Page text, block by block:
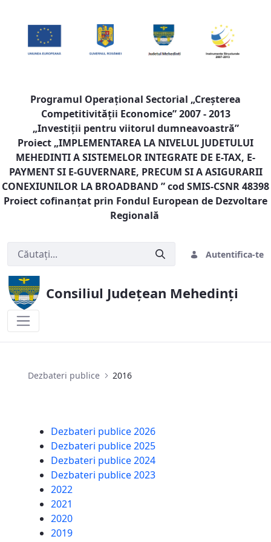
Programul Operaţional Sectorial „Creşterea
Competitivităţii Economice” 2007 - 2013
„Investiţii pentru viitorul dumneavoastră”
Proiect „IMPLEMENTAREA LA NIVELUL JUDETULUI
MEHEDINTI A SISTEMELOR INTEGRATE DE E-TAX, E-
PAYMENT SI E-GUVERNARE, PRECUM SI A ASIGURARII
CONEXIUNILOR LA BROADBAND ” cod SMIS-CSNR 48398
Proiect cofinanţat prin Fondul European de Dezvoltare
Regională
Autentifica-te
Consiliul Județean Mehedinți
Dezbateri publice 2016
Dezbateri publice 2026
Dezbateri publice 2025
Dezbateri publice 2024
Dezbateri publice 2023
2022
2021
2020
2019